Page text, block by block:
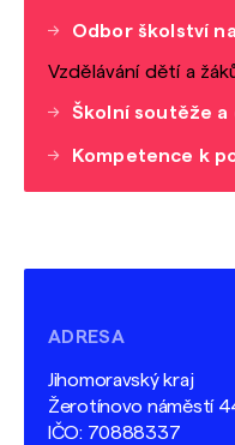
Odbor školství
Vzdělávání dětí a
Školní soutěže
Kompetence k
ADRESA
Jihomoravský kraj
Žerotínovo náměstí
IČO: 70888337